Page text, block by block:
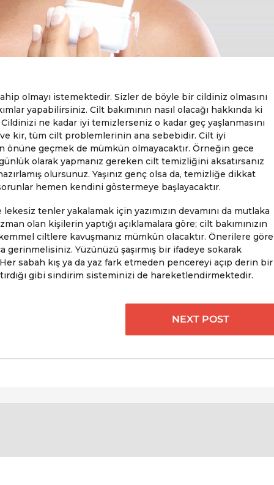
olmayı istemektedir. Sizler de böyle bir cildiniz olmasını
yapabilirsiniz. Cilt bakımının nasıl olacağı hakkında ki
ne kadar iyi temizlerseniz o kadar geç yaşlanmasını
kir, tüm cilt problemlerinin ana sebebidir. Cilt iyi
önüne geçmek de mümkün olmayacaktır. Örneğin gece
olarak yapmanız gereken cilt temizliğini aksatırsanız
olursunuz. Yaşınız genç olsa da, temizliğe dikkat
hemen kendini göstermeye başlayacaktır.
tenler yakalamak için yazımızın devamını da mutlaka
olan kişilerin yaptığı açıklamalara göre; cilt bakımınızın
ciltlere kavuşmanız mümkün olacaktır. Önerilere göre
gerinmelisiniz. Yüzünüzü şaşırmış bir ifadeye sokarak
Her sabah kış ya da yaz fark etmeden pencereyi açıp derin bir
gibi sindirim sisteminizi de hareketlendirmektedir.
NEXT POST